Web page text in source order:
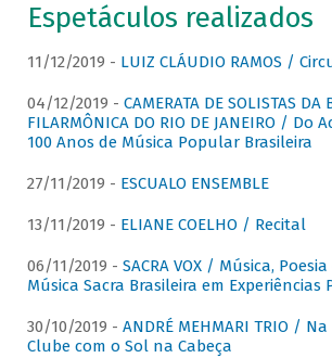
Espetáculos realizados
11/12/2019 - LUIZ CLÁUDIO RAMOS /
04/12/2019 - CAMERATA DE SOLISTAS DA
FILARMÔNICA DO RIO DE JANEIRO / Do
100 Anos de Música Popular Brasileira
27/11/2019 - ESCUALO ENSEMBLE
13/11/2019 - ELIANE COELHO / Recital
06/11/2019 - SACRA VOX / Música,
Música Sacra Brasileira em Experiências
30/10/2019 - ANDRÉ MEHMARI TRIO /
Clube com o Sol na Cabeça